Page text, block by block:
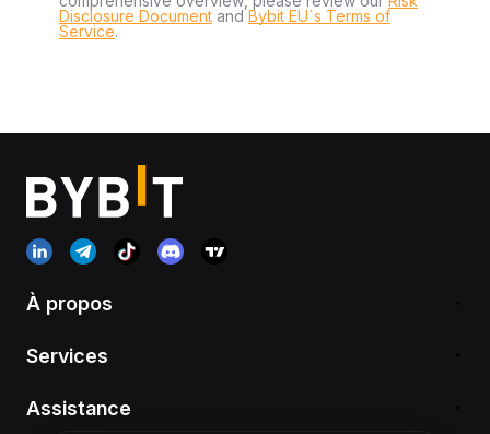
Disclosure Document andBybit EU´s Terms of
Service.
À propos
Services
Assistance